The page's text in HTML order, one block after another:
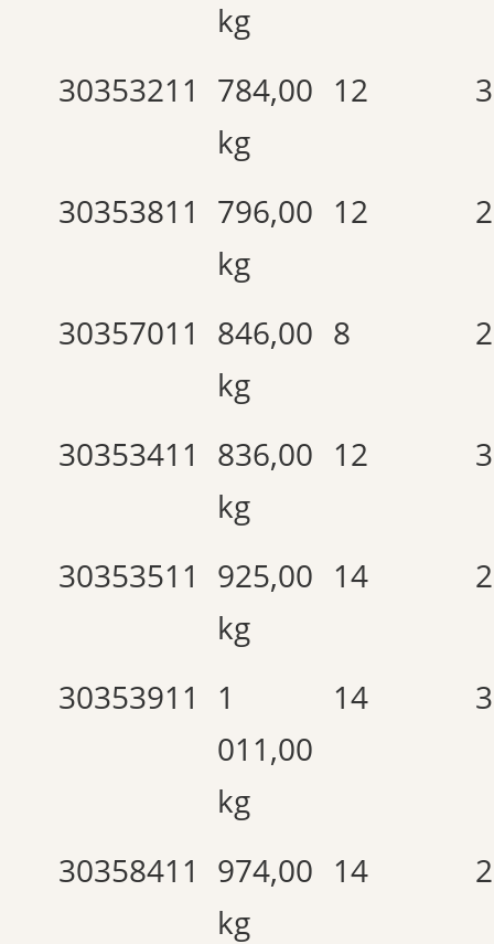
kg
30353211
784,00
kg
12
30353811
796,00
kg
12
30357011
846,00
kg
8
30353411
836,00
kg
12
30353511
925,00
kg
14
30353911
1
011,00
kg
14
30358411
974,00
kg
14